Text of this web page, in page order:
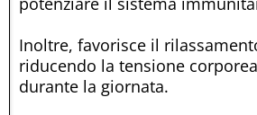
Inoltre, favorisce il
riducendo la tensione
durante la giornata.